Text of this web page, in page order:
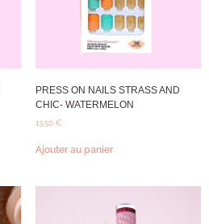
PRESS ON NAILS STRASS AND
CHIC- WATERMELON
13,50 €
Ajouter au panier